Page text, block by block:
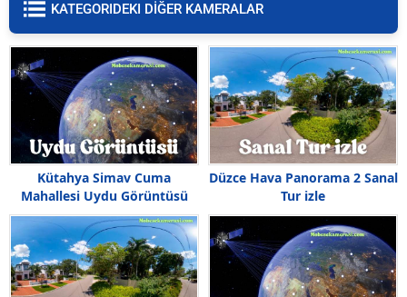
KATEGORIDEKI DİĞER KAMERALAR
Kütahya Simav Cuma
Mahallesi Uydu Görüntüsü
Düzce Hava Panorama 2 Sanal
Tur izle